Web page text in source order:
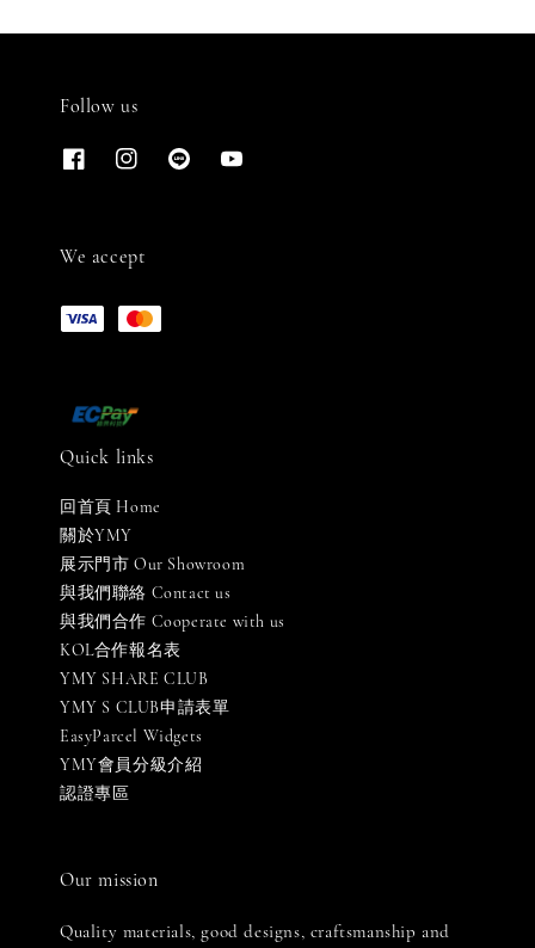
Follow us
We accept
Quick links
回首頁 Home
關於YMY
展示門市 Our Showroom
與我們聯絡 Contact us
與我們合作 Cooperate with us
KOL合作報名表
YMY SHARE CLUB
YMY S CLUB申請表單
EasyParcel Widgets
YMY會員分級介紹
認證專區
Our mission
Quality materials, good designs, craftsmanship and